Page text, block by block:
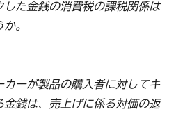
した金銭の消費税の課税関係は
。
ーが製品の購入者に対してキ
金銭は、売上げに係る対価の返